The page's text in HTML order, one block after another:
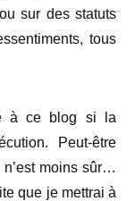
sur des statuts
tous
à ce blog si la
Peut-être
moins sûr…
que je mettrai à